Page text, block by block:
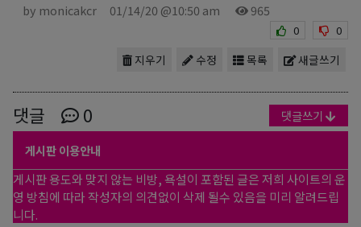
by monicakcr 01/14/20 @10:50 am 965
0 0
새글쓰기
목록
수정
지우기
댓글 0 댓글쓰기
게시판 이용안내
게시판 용도와 맞지 않는 비방, 욕설이 포함된 글은 저희 사이트의 운
영 방침에 따라 작성자의 의견없이 삭제 될수 있음을 미리 알려드립
니다.